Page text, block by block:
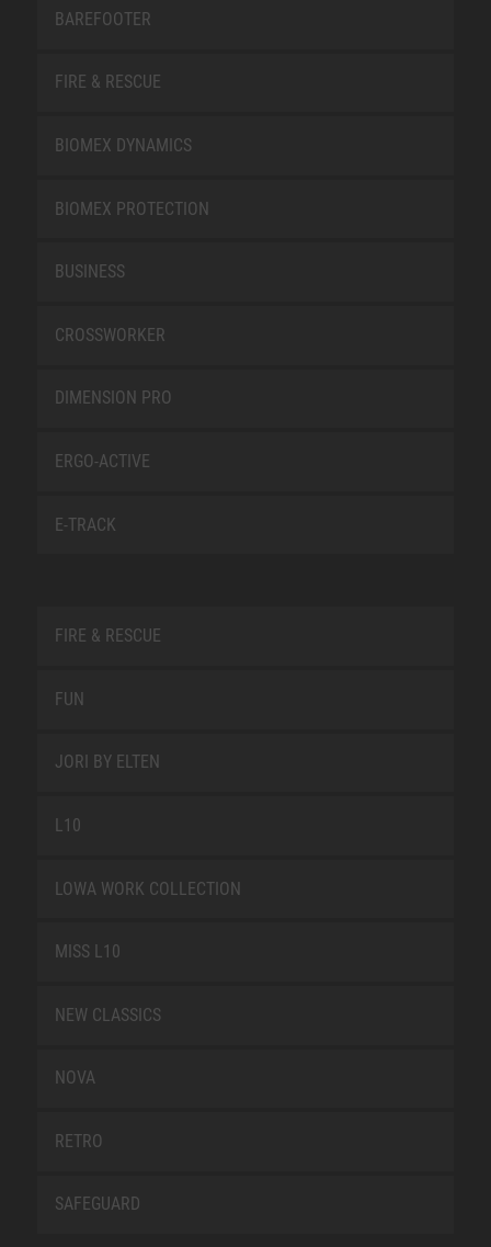
BAREFOOTER
FIRE & RESCUE
BIOMEX DYNAMICS
BIOMEX PROTECTION
BUSINESS
CROSSWORKER
DIMENSION PRO
ERGO-ACTIVE
E-TRACK
FIRE & RESCUE
FUN
JORI BY ELTEN
L10
LOWA WORK COLLECTION
MISS L10
NEW CLASSICS
NOVA
RETRO
SAFEGUARD